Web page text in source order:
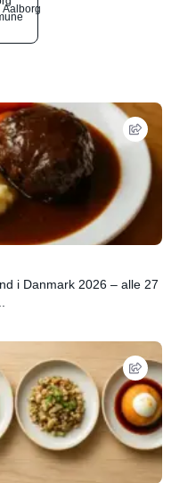
Aalborg
i Danmark 2026 – alle 27